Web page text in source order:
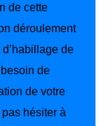
de cette
déroulement
de
de
de votre
hésiter à